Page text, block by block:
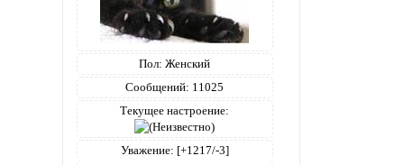
Пол: Женский
Сообщений: 11025
Текущее настроение:
Уважение: [+1217/-3]